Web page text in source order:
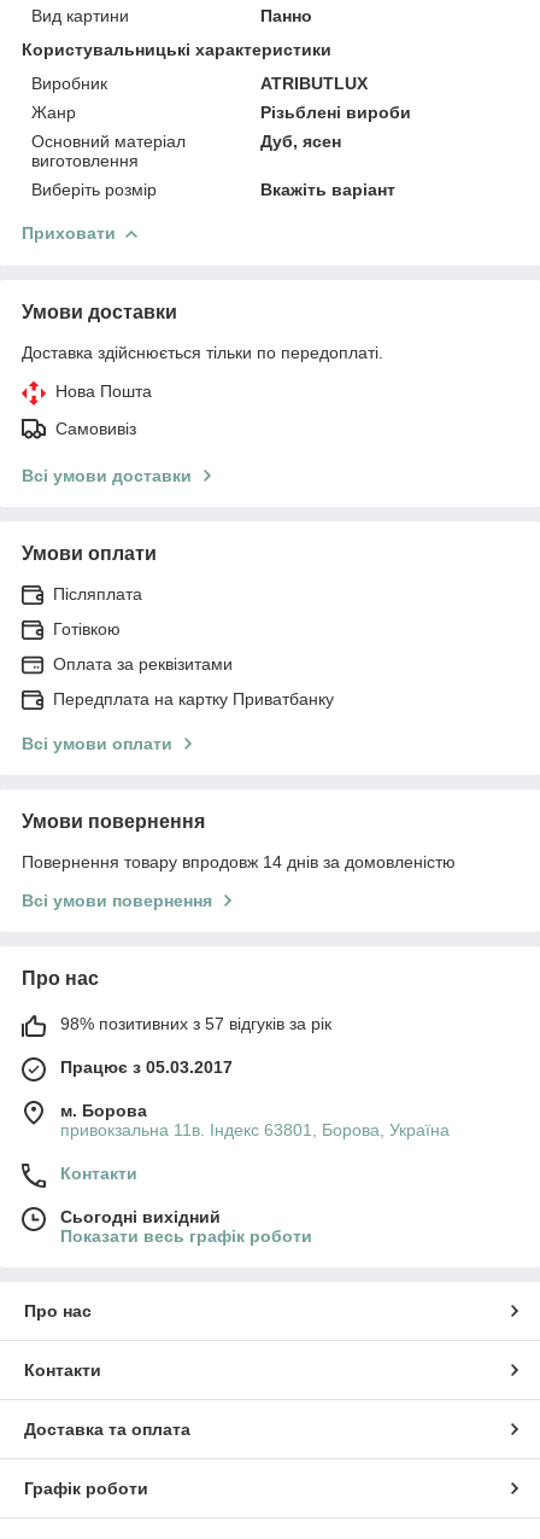
Вид картини
Панно
Користувальницькі характеристики
Виробник
ATRIBUTLUX
Жанр
Різьблені вироби
Основний матеріал
виготовлення
Дуб, ясен
Виберіть розмір Вкажіть варіант
Приховати
Умови доставки
Доставка здійснюється тільки по передоплаті.
Нова Пошта
Самовивіз
Всі умови доставки
Умови оплати
Післяплата
Готівкою
Оплата за реквізитами
Передплата на картку Приватбанку
Всі умови оплати
Умови повернення
Повернення товару впродовж 14 днів за домовленістю
Всі умови повернення
Про нас
98% позитивних з 57 відгуків за рік
Працює з 05.03.2017
м. Борова
привокзальна 11в. Індекс 63801, Борова, Україна
Контакти
Сьогодні вихідний
Показати весь графік роботи
Про нас
Контакти
Доставка та оплата
Графік роботи